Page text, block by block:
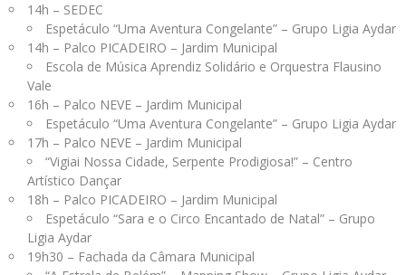
14h – SEDEC
Espetáculo “Uma Aventura Congelante” – Grupo Ligia Aydar
14h – Palco PICADEIRO – Jardim Municipal
Escola de Música Aprendiz Solidário e Orquestra Flausino
Vale
16h – Palco NEVE – Jardim Municipal
Espetáculo “Uma Aventura Congelante” – Grupo Ligia Aydar
17h – Palco NEVE – Jardim Municipal
“Vigiai Nossa Cidade, Serpente Prodigiosa!” – Centro
Artístico Dançar
18h – Palco PICADEIRO – Jardim Municipal
Espetáculo “Sara e o Circo Encantado de Natal” – Grupo
Ligia Aydar
19h30 – Fachada da Câmara Municipal